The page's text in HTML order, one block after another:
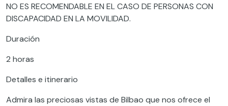
NO ES RECOMENDABLE EN EL CASO DE PERSONAS CON
DISCAPACIDAD EN LA MOVILIDAD.
Duración
2 horas
Detalles e itinerario
Admira las preciosas vistas de Bilbao que nos ofrece el